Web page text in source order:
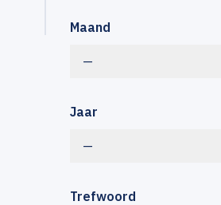
Maand
—
Jaar
—
Trefwoord